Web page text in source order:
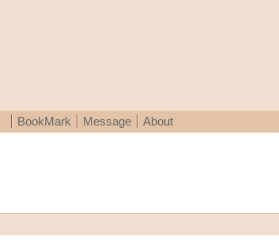
BookMark Message About